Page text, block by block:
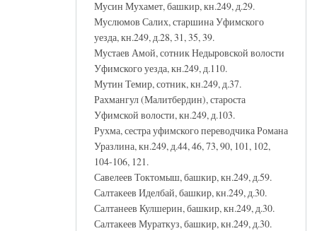
Мусин Мухамет, башкир, кн.249, д.29.
Муслюмов Салих, старшина Уфимского
уезда, кн.249, д.28, 31, 35, 39.
Мустаев Амой, сотник Недыровской волости
Уфимского уезда, кн.249, д.110.
Мутин Темир, сотник, кн.249, д.37.
Рахмангул (Малитбердин), староста
Уфимской волости, кн.249, д.103.
Рухма, сестра уфимского переводчика Романа
Уразлина, кн.249, д.44, 46, 73, 90, 101, 102,
104-106, 121.
Савелеев Токтомыш, башкир, кн.249, д.59.
Салтакеев Иделбай, башкир, кн.249, д.30.
Салтанеев Кулшерин, башкир, кн.249, д.30.
Салтакеев Мураткуз, башкир, кн.249, д.30.